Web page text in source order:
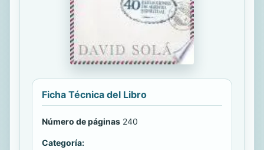
Ficha Técnica del Libro
Número de páginas 240
Categoría: